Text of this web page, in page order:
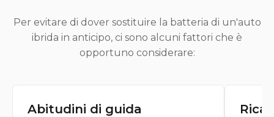
Per evitare di dover sostituire la batteria di un'auto
ibrida in anticipo, ci sono alcuni fattori che è
opportuno considerare:
Abitudini di guida